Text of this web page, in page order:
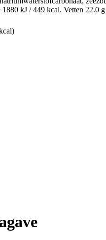
kJ / 449 kcal. Vetten